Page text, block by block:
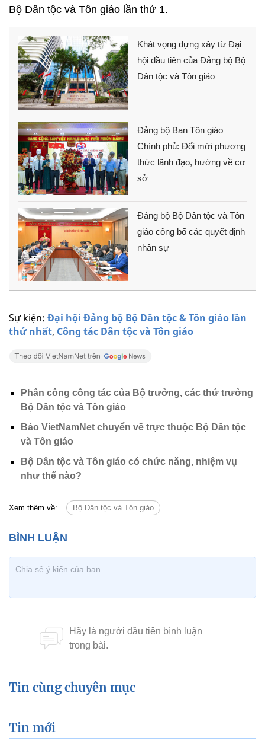
Sự kiện: Đại hội Đảng bộ Bộ Dân tộc & Tôn giáo lần
thứ nhất, Công tác Dân tộc và Tôn giáo
Bộ Dân tộc và Tôn giáo lần thứ 1.
Khát vọng dựng xây từ Đại
hội đầu tiên của Đảng bộ Bộ
Dân tộc và Tôn giáo
Đảng bộ Ban Tôn giáo
Chính phủ: Đổi mới phương
thức lãnh đạo, hướng về cơ
sở
Đảng bộ Bộ Dân tộc và Tôn
giáo công bố các quyết định
nhân sự
Phân công công tác của Bộ trưởng, các thứ trưởng
Bộ Dân tộc và Tôn giáo
Báo VietNamNet chuyển về trực thuộc Bộ Dân tộc
và Tôn giáo
Bộ Dân tộc và Tôn giáo có chức năng, nhiệm vụ
như thế nào?
Xem thêm về: Bộ Dân tộc và Tôn giáo
Tin cùng chuyên mục
Tin mới